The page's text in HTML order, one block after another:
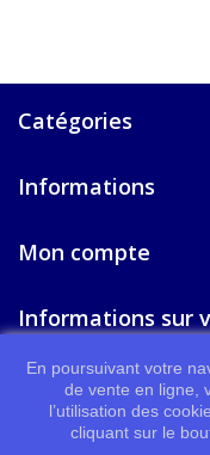
Catégories
Informations
Mon compte
Informations sur
En poursuivant votre
de vente en ligne,
l’utilisation des
cliquant sur le